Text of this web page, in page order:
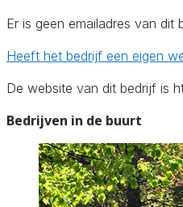
Er is geen emailadres van dit
Heeft het bedrijf een eigen
De website van dit bedrijf is
Bedrijven in de buurt